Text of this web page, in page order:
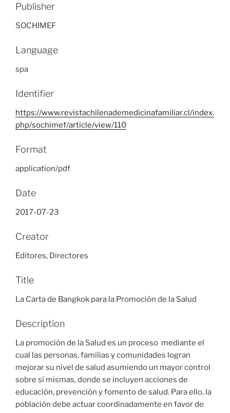
Publisher
SOCHIMEF
Language
spa
Identifier
https://www.revistachilenademedicinafamiliar.cl/index.
php/sochimef/article/view/110
Format
application/pdf
Date
2017-07-23
Creator
Editores, Directores
Title
La Carta de Bangkok para la Promoción de la Salud
Description
La promoción de la Salud es un proceso mediante el
cual las personas, familias y comunidades logran
mejorar su nivel de salud asumiendo un mayor control
sobre sí mismas, donde se incluyen acciones de
educación, prevención y fomento de salud. Para ello, la
población debe actuar coordinadamente en favor de